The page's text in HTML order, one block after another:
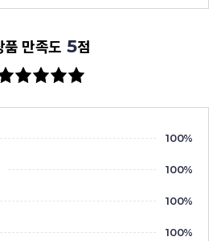
품 만족도 5점
100%
100%
100%
100%